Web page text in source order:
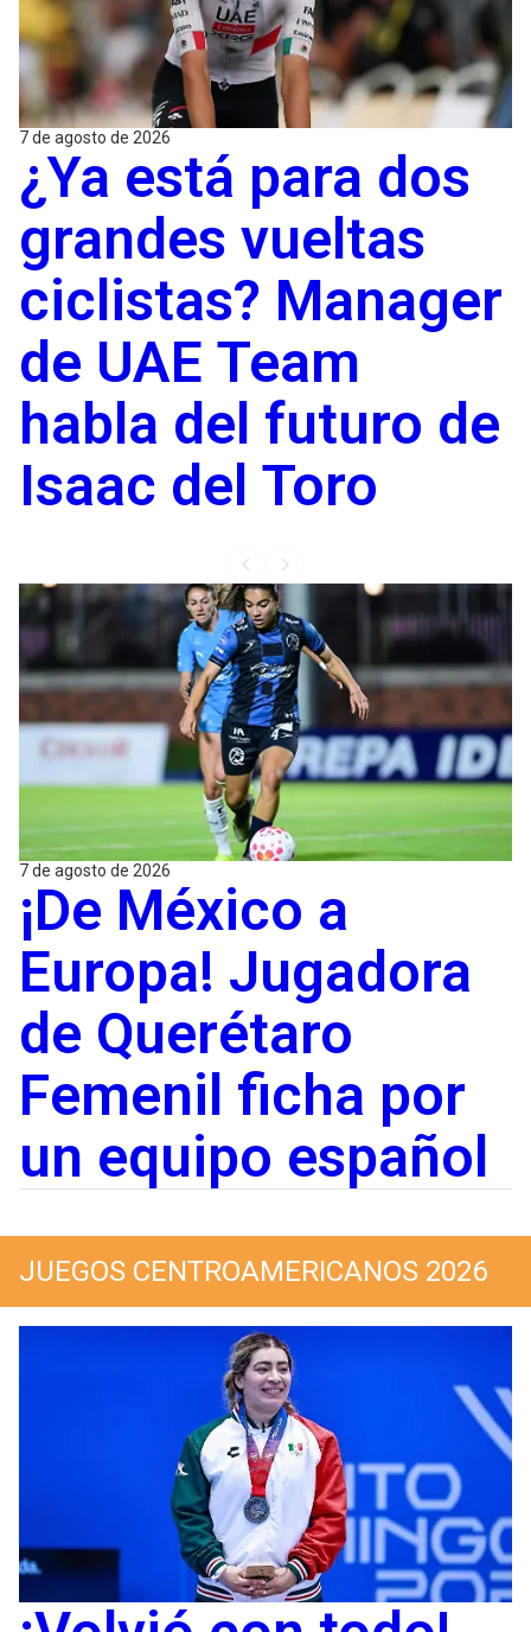
7 de agosto de 2026
¿Ya está para dos
grandes vueltas
ciclistas? Manager
de UAE Team
habla del futuro de
Isaac del Toro
7 de agosto de 2026
¡De México a
Europa! Jugadora
de Querétaro
Femenil ficha por
un equipo español
JUEGOS CENTROAMERICANOS 2026